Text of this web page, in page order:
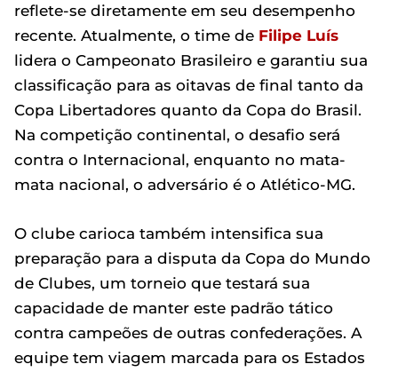
reflete-se diretamente em seu desempenho
recente. Atualmente, o time de Filipe Luís
lidera o Campeonato Brasileiro e garantiu sua
classificação para as oitavas de final tanto da
Copa Libertadores quanto da Copa do Brasil.
Na competição continental, o desafio será
contra o Internacional, enquanto no mata-
mata nacional, o adversário é o Atlético-MG.
O clube carioca também intensifica sua
preparação para a disputa da Copa do Mundo
de Clubes, um torneio que testará sua
capacidade de manter este padrão tático
contra campeões de outras confederações. A
equipe tem viagem marcada para os Estados